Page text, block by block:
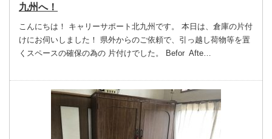
九州へ！
こんにちは！ キャリーサポート北九州です。 本日は、倉庫の片付
けにお伺いしました！ 県外からのご依頼で、引っ越し荷物等を置
くスペースの確保の為の 片付けでした。 Befor Afte…